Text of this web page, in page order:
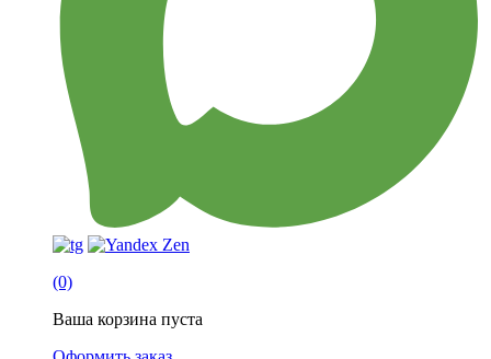
(0)
Ваша корзина пуста